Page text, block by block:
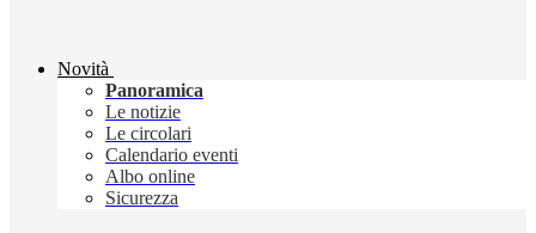
Novità
Panoramica
Le notizie
Le circolari
Calendario eventi
Albo online
Sicurezza